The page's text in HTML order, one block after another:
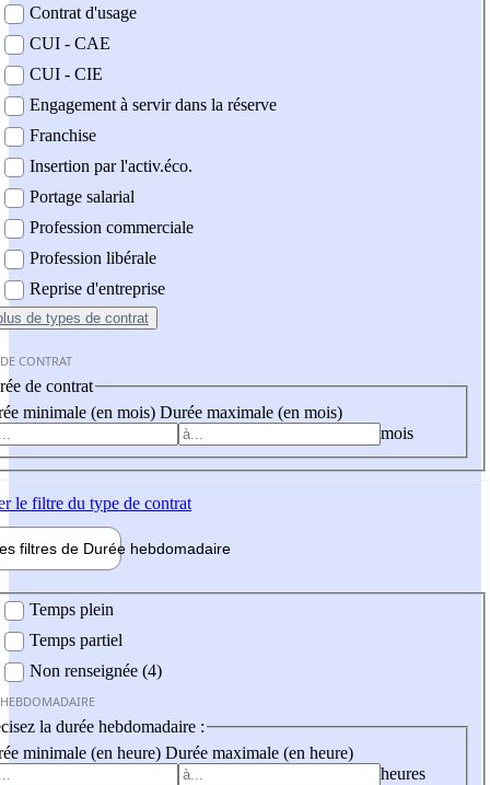
Contrat d'usage
CUI - CAE
CUI - CIE
Engagement à servir dans la réserve
Franchise
Insertion par l'activ.éco.
Portage salarial
Profession commerciale
Profession libérale
Reprise d'entreprise
de types de contrat
CONTRAT
de contrat
minimale (en mois) Durée maximale (en mois)
mois
le filtre du type de contrat
filtres de Durée hebdomadaire
Temps plein
Temps partiel
Non renseignée (4)
la durée hebdomadaire :
minimale (en heure) Durée maximale (en heure)
heures